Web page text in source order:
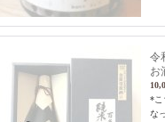
令
お
*こ
な